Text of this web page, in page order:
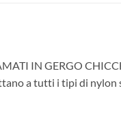
IN GERGO
a tutti i tipi di nylon